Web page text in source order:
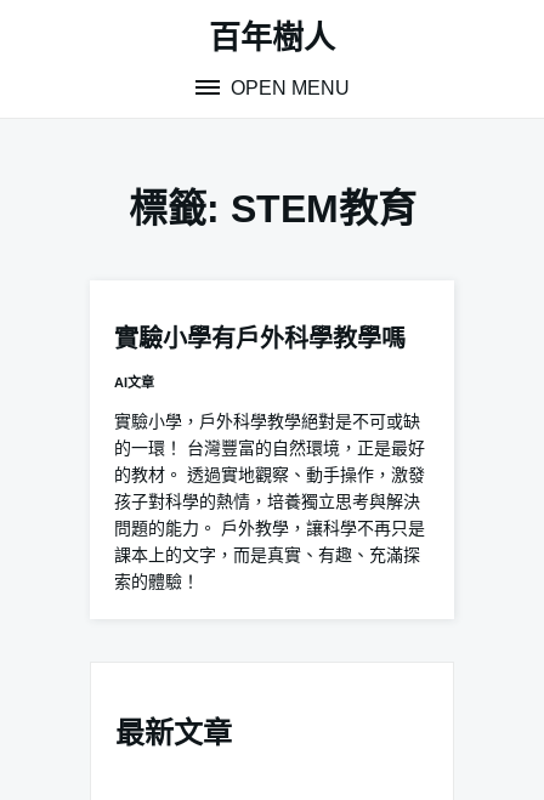
百年樹人
OPEN MENU
標籤: STEM教育
實驗小學有戶外科學教學嗎
AI文章
實驗小學，戶外科學教學絕對是不可或缺
的一環！ 台灣豐富的自然環境，正是最好
的教材。 透過實地觀察、動手操作，激發
孩子對科學的熱情，培養獨立思考與解決
問題的能力。 戶外教學，讓科學不再只是
課本上的文字，而是真實、有趣、充滿探
索的體驗！
最新文章